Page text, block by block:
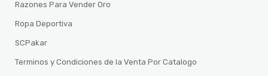
Razones Para Vender Oro
Ropa Deportiva
SCPakar
Terminos y Condiciones de la Venta Por Catalogo